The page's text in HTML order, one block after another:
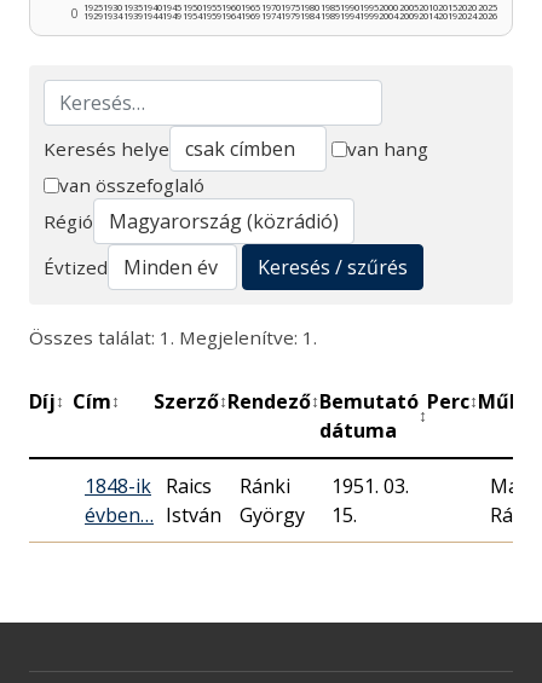
0 1925
1929
1930
1934
1935
1939
1940
1944
1945
1949
1950
1954
1955
1959
1960
1964
1965
1969
1970
1974
1975
1979
1980
1984
1985
1989
1990
1994
1995
1999
2000
2004
2005
2009
2010
2014
2015
2019
2020
2024
2025
2026
Keresés
Keresés helye
van hang
van összefoglaló
Régió
Évtized
Keresés / szűrés
Összes találat: 1. Megjelenítve: 1.
Díj↕ Cím↕ Szerző↕Rendező↕Bemutató
dátuma
↕
Perc↕
1848-ik
évben…
Raics
István
Ránki
György
1951. 03.
15.
Rádió